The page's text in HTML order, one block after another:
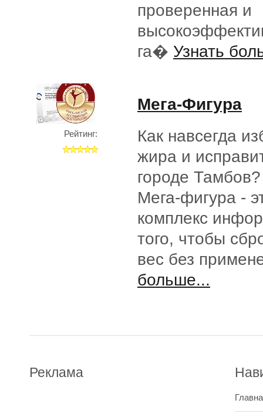
проверенная и
га� Узнать
Рейтинг:
Мега-Фигура
Как навсегда
жира и
городе
Мега-фигура -
комплекс
того, чтобы
вес без
больше...
Реклама